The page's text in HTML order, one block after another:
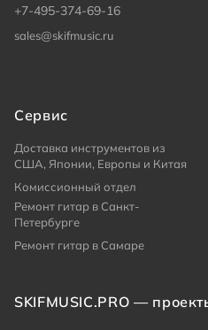
+7-495-374-69-16
sales@skifmusic.ru
Сервис
Доставка инструментов из
США, Японии, Европы и Китая
Комиссионный отдел
Ремонт гитар в Санкт-
Петербурге
Ремонт гитар в Самаре
SKIFMUSIC.PRO —